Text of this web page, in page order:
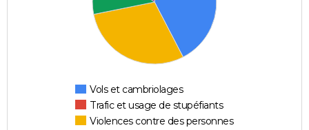
Vols et cambriolages
Trafic et usage de stupéfiants
Violences contre des personnes